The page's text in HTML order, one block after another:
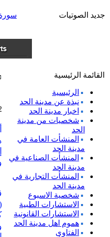
جديد الصوتيات
القائمة الرئيسية
الرئيسية
نبذة عن مدينة الحد
اخبار مدينة الحد
شخصيات من مدينة
الحد
المنشأت العامة في
مدينة الحد
المنشأت الصناعية في
مدينة الحد
المنشأت التجارية في
مدينة الحد
شخصية الاسبوع
الاستشارات الطبية
الاستشارات القانونية
هموم اهل مدينة الحد
الفتاوى
(1255هـ-1330هـ)